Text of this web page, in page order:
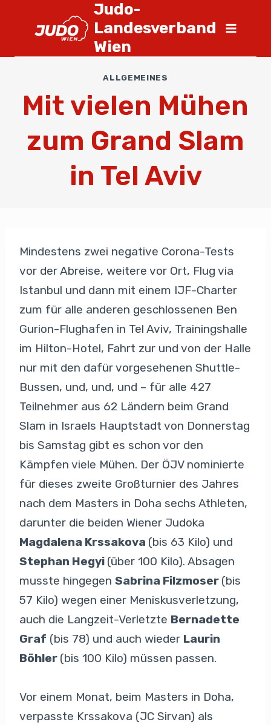
Judo-
Landesverband
Wien
ALLGEMEINES
Mit vielen Mühen
zum Grand Slam
in Tel Aviv
Mindestens zwei negative Corona-Tests
vor der Abreise, weitere vor Ort, Flug via
Istanbul und dann mit einem IJF-Charter
zum für alle anderen geschlossenen Ben
Gurion-Flughafen in Tel Aviv, Trainingshalle
im Hilton-Hotel, Fahrt zur und von der Halle
nur mit den dafür vorgesehenen Shuttle-
Bussen, und, und, und – für alle 427
Teilnehmer aus 62 Ländern beim Grand
Slam in Israels Hauptstadt von Donnerstag
bis Samstag gibt es schon vor den
Kämpfen viele Mühen. Der ÖJV nominierte
für dieses zweite Großturnier des Jahres
nach dem Masters in Doha sechs Athleten,
darunter die beiden Wiener Judoka
Magdalena Krssakova (bis 63 Kilo) und
Stephan Hegyi (über 100 Kilo). Absagen
musste hingegen Sabrina Filzmoser (bis
57 Kilo) wegen einer Meniskusverletzung,
auch die Langzeit-Verletzte Bernadette
Graf (bis 78) und auch wieder Laurin
Böhler (bis 100 Kilo) müssen passen.
Vor einem Monat, beim Masters in Doha,
verpasste Krssakova (JC Sirvan) als